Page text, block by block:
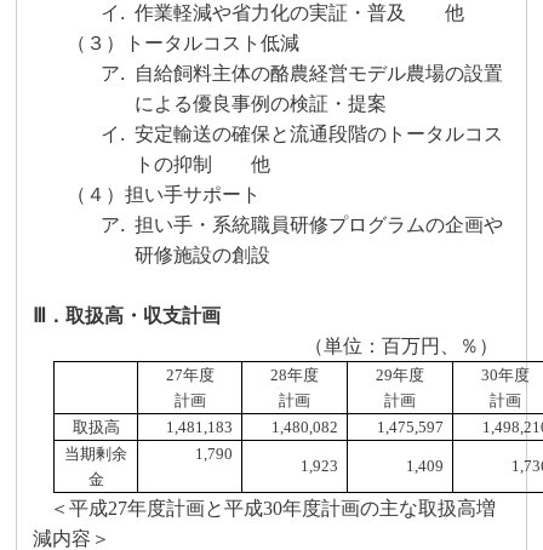
イ. 作業軽減や省力化の実証・普及 他
（３）トータルコスト低減
ア.
自給飼料主体の酪農経営モデル農場の設置
による優良事例の検証・提案
イ. 安定輸送の確保と流通段階のトータルコス
トの抑制 他
（４）担い手サポート
ア. 担い手・系統職員研修プログラムの企画や
研修施設の創設
Ⅲ．取扱高・収支計画
（単位：百万円、％）
27年度
計画
28年度
計画
29年度
計画
30年度
計画
取扱高
1,481,183 1,480,082 1,475,597
当期剰余
金
1,790
1,923 1,409
＜平成27年度計画と平成30年度計画の主な取扱高増
減内容＞